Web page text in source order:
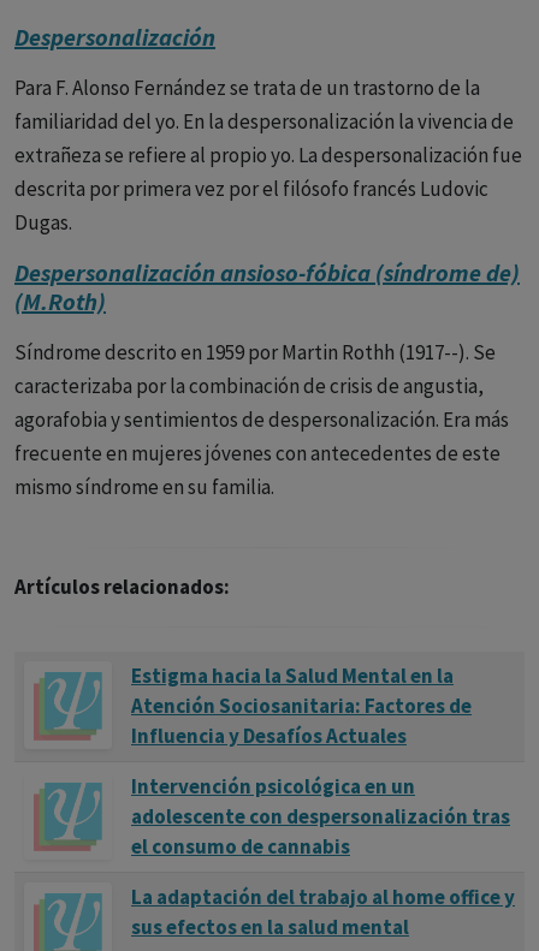
Despersonalización
Para F. Alonso Fernández se trata de un trastorno de la
familiaridad del yo. En la despersonalización la vivencia de
extrañeza se refiere al propio yo. La despersonalización fue
descrita por primera vez por el filósofo francés Ludovic
Dugas.
Despersonalización ansioso-fóbica (síndrome de)
(M.Roth)
Síndrome descrito en 1959 por Martin Rothh (1917--). Se
caracterizaba por la combinación de crisis de angustia,
agorafobia y sentimientos de despersonalización. Era más
frecuente en mujeres jóvenes con antecedentes de este
mismo síndrome en su familia.
Artículos relacionados:
Estigma hacia la Salud Mental en la
Atención Sociosanitaria: Factores de
Influencia y Desafíos Actuales
Intervención psicológica en un
adolescente con despersonalización tras
el consumo de cannabis
La adaptación del trabajo al home office y
sus efectos en la salud mental